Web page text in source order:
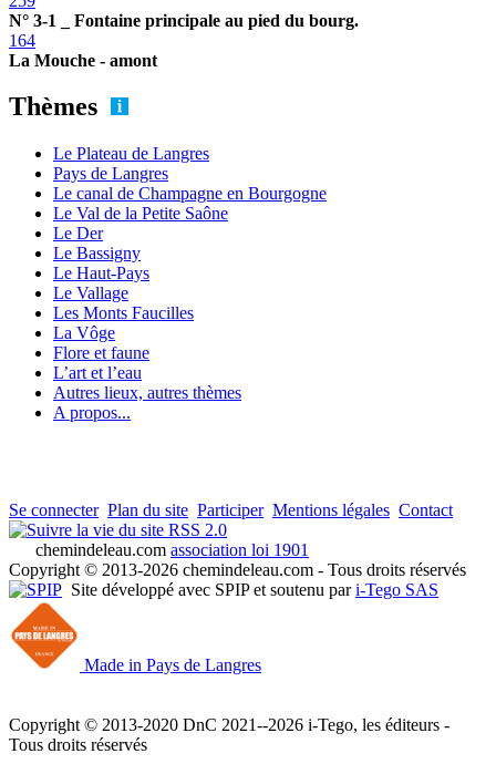
N° 3-1 _ Fontaine principale au pied du bourg.
164
La Mouche - amont
Thèmes
Le Plateau de Langres
Pays de Langres
Le canal de Champagne en Bourgogne
Le Val de la Petite Saône
Le Der
Le Bassigny
Le Haut-Pays
Le Vallage
Les Monts Faucilles
La Vôge
Flore et faune
L’art et l’eau
Autres lieux, autres thèmes
A propos...
Se connecter Plan du site Participer Mentions légales Contact
RSS 2.0
chemindeleau.com association loi 1901
Copyright © 2013-2026 chemindeleau.com - Tous droits réservés
Site développé avec SPIP et soutenu pari-Tego SAS
Made in Pays de Langres
Copyright © 2013-2020 DnC 2021--2026 i-Tego, les éditeurs -
Tous droits réservés